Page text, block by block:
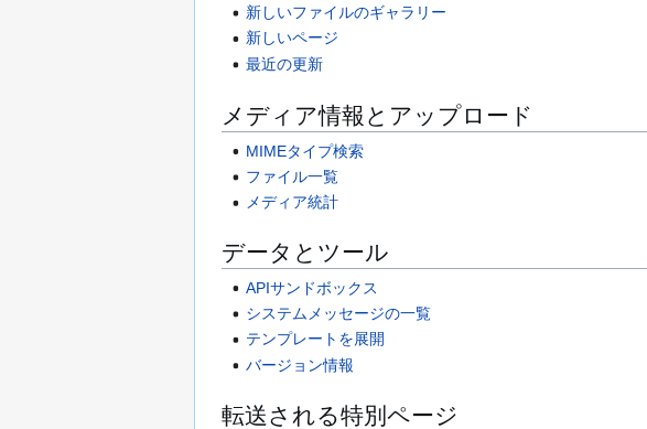
新しいファイルのギャラリー
新しいページ
最近の更新
メディア情報とアップロード
MIMEタイプ検索
ファイル一覧
メディア統計
データとツール
APIサンドボックス
システムメッセージの一覧
テンプレートを展開
バージョン情報
転送される特別ページ